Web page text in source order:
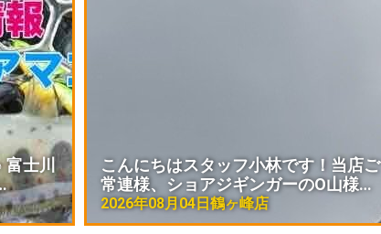
士川
こんにちはスタッフ小林です！当店ご
常連様、ショアジギンガーのO山様…
2026年08月04日鶴ヶ峰店